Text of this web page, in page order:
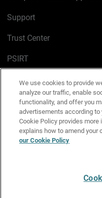
Support
Trust Center
PSIRT
Cookie Policy
Privacy Policy
Media & Brand Kit
Manage Email Preferences
We use cookies to provide
analyze our traffic, enable
functionality, and offer you
advertisements according to
Cookie Policy provides more
explains how to amend your
our Cookie Policy